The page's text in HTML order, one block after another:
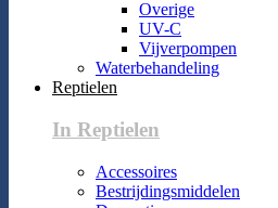
Overige
UV-C
Vijverpompen
Waterbehandeling
Reptielen
In Reptielen
Accessoires
Bestrijdingsmiddelen